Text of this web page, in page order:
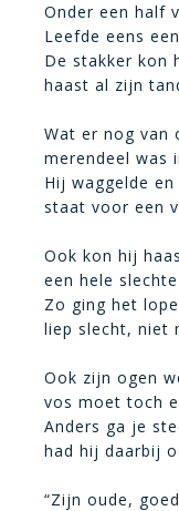
Onder een half
Leefde eens
De stakker kon
haast al zijn
Wat er nog van
merendeel was
Hij waggelde
staat voor een
Ook kon hij
een hele
Zo ging het
liep slecht, niet
Ook zijn ogen
vos moet toch
Anders ga je
had hij daarbij
“Zijn oude,